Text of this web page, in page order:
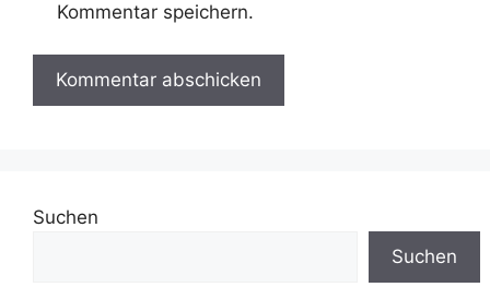
Kommentar speichern.
Suchen
Suchen